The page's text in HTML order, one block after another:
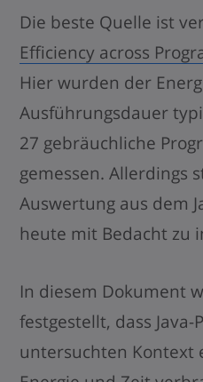
Die beste Quelle ist
Efficiency across
Hier wurden der
Ausführungsdauer
27 gebräuchliche
gemessen. Allerdings
Auswertung aus dem
heute mit Bedacht zu
In diesem Dokument
festgestellt, dass
untersuchten Kontext